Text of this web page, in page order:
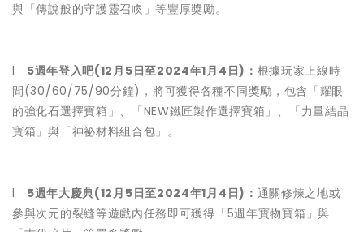
與「傳說般的守護靈召喚」等豐厚獎勵。
l 5週年登入吧(12月 5日至2024年1月 4 日) ： 根據玩家上線時
間(30/60/75/90分鐘)，將可獲得各種不同獎勵，包含「耀眼
的強化石選擇寶箱」、「NEW鐵匠製作選擇寶箱」、「力量結晶
寶箱」與「神祕材料組合包」。
l 5週年大慶典(12月 5日至2024年1月 4 日) ： 通關修煉之地或
參與次元的裂縫等遊戲內任務即可獲得「5週年寶物寶箱」與